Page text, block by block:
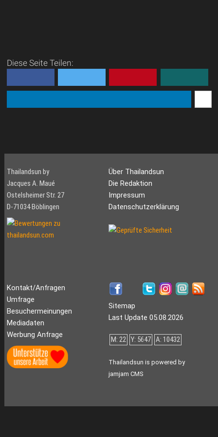
Wasserfall Thailands bietet
Naturschauspiel inmitten
Natur an der westlichen G...
Diese Seite Teilen:
Thailandsun by
Jacques A. Maué
Ostelsheimer Str. 27
D-71034 Böblingen
Über Thailandsun
Die Redaktion
Impressum
Datenschutzerklärung
Kontakt/Anfragen
Umfrage
Besuchermeinungen
Mediadaten
Werbung Anfrage
Sitemap
Last Update 05.08.2026
M: 22 Y: 5647 A: 10432
Thailandsun is powered by
jamjam CMS